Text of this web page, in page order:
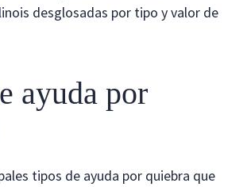
desglosadas por tipo y valor de
ayuda por
tipos de ayuda por quiebra que